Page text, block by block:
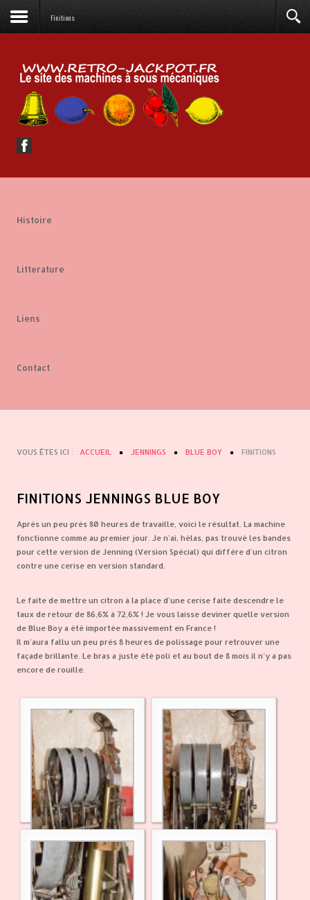
Finitions
Histoire
Litterature
Liens
Contact
VOUS ÊTES ICI : ACCUEIL JENNINGS BLUE BOY FINITIONS
FINITIONS JENNINGS BLUE BOY
Après un peu près 80 heures de travaille, voici le résultat. La machine
fonctionne comme au premier jour. Je n'ai, hélas, pas trouvé les bandes
pour cette version de Jenning (Version Spécial) qui diffère d'un citron
contre une cerise en version standard.
Le faite de mettre un citron à la place d'une cerise faite descendre le
taux de retour de 86,6% à 72,6% ! Je vous laisse deviner quelle version
de Blue Boy a été importée massivement en France !
Il m'aura fallu un peu près 8 heures de polissage pour retrouver une
façade brillante. Le bras a juste été poli et au bout de 8 mois il n'y a pas
encore de rouille.